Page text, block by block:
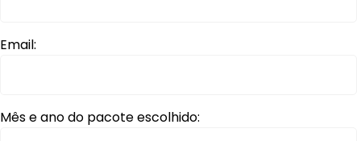
Email:
Mês e ano do pacote escolhido: